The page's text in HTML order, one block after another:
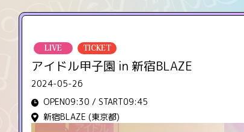
LIVE TICKET
アイドル甲子園 in 新宿BLAZE
2024-05-26
OPEN09:30 / START09:45
新宿BLAZE (東京都)